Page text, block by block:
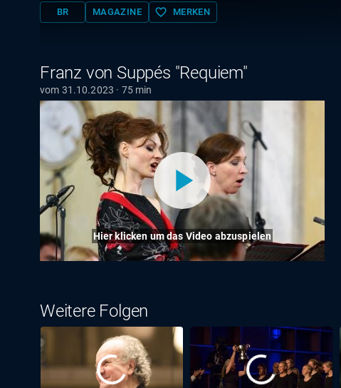
BR MAGAZINE favorite_border MERKEN
Franz von Suppés "Requiem"
vom 31.10.2023 · 75 min
Hier klicken um das Video abzuspielen
Weitere Folgen